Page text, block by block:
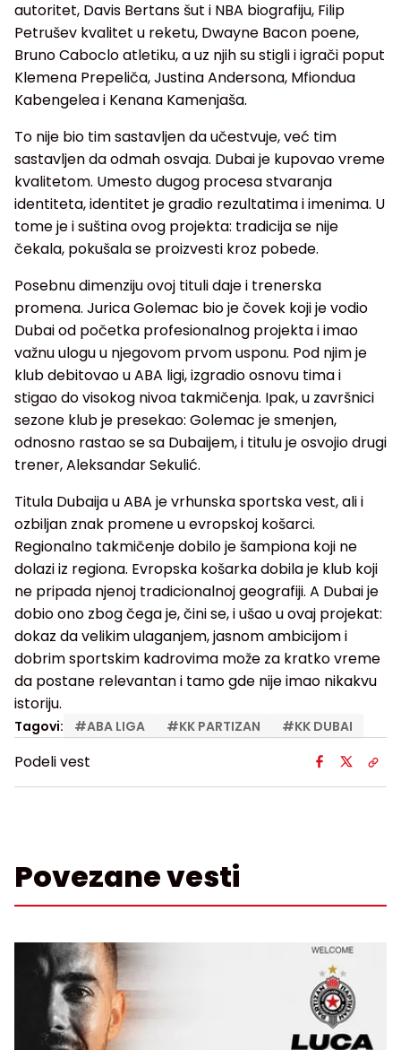
autoritet, Davis Bertans šut i NBA biografiju, Filip
Petrušev kvalitet u reketu, Dwayne Bacon poene,
Bruno Caboclo atletiku, a uz njih su stigli i igrači poput
Klemena Prepeliča, Justina Andersona, Mfiondua
Kabengelea i Kenana Kamenjaša.
To nije bio tim sastavljen da učestvuje, već tim
sastavljen da odmah osvaja. Dubai je kupovao vreme
kvalitetom. Umesto dugog procesa stvaranja
identiteta, identitet je gradio rezultatima i imenima. U
tome je i suština ovog projekta: tradicija se nije
čekala, pokušala se proizvesti kroz pobede.
Posebnu dimenziju ovoj tituli daje i trenerska
promena. Jurica Golemac bio je čovek koji je vodio
Dubai od početka profesionalnog projekta i imao
važnu ulogu u njegovom prvom usponu. Pod njim je
klub debitovao u ABA ligi, izgradio osnovu tima i
stigao do visokog nivoa takmičenja. Ipak, u završnici
sezone klub je presekao: Golemac je smenjen,
odnosno rastao se sa Dubaijem, i titulu je osvojio drugi
trener, Aleksandar Sekulić.
Titula Dubaija u ABA je vrhunska sportska vest, ali i
ozbiljan znak promene u evropskoj košarci.
Regionalno takmičenje dobilo je šampiona koji ne
dolazi iz regiona. Evropska košarka dobila je klub koji
ne pripada njenoj tradicionalnoj geografiji. A Dubai je
dobio ono zbog čega je, čini se, i ušao u ovaj projekat:
dokaz da velikim ulaganjem, jasnom ambicijom i
dobrim sportskim kadrovima može za kratko vreme
da postane relevantan i tamo gde nije imao nikakvu
istoriju.
Tagovi: #ABA LIGA #KK PARTIZAN #KK DUBAI
Podeli vest
Povezane vesti